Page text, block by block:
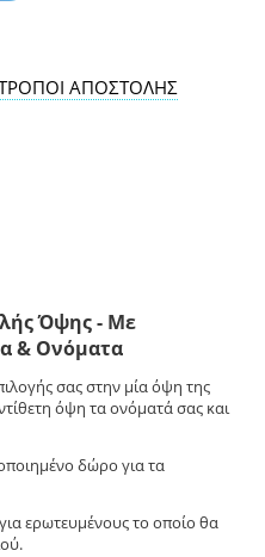
ΑΠΟΣΤΟΛΉΣ
Όψης - Με
& Ονόματα
σας στην μία όψη της
όψη τα ονόματά σας και
δώρο για τα
ερωτευμένους το οποίο θα